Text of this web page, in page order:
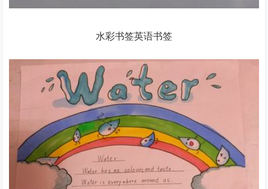
水彩书签英语书签